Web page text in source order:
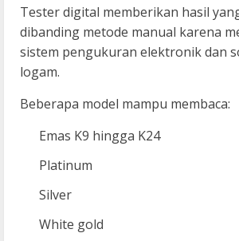
Tester digital memberikan hasil
dibanding metode manual karena
sistem pengukuran elektronik dan
logam.
Beberapa model mampu membaca:
Emas K9 hingga K24
Platinum
Silver
White gold